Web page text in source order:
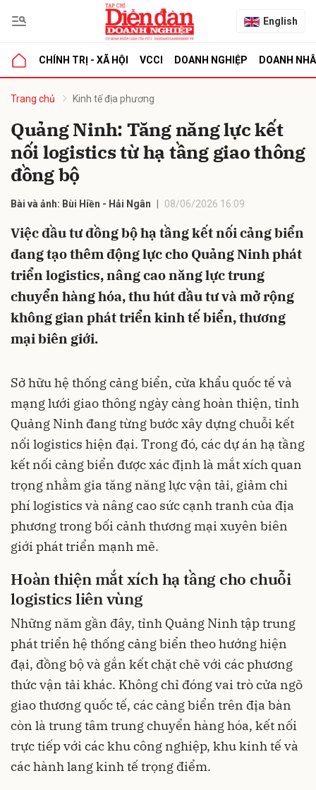
English
CHÍNH TRỊ - XÃ HỘI VCCI DOANH NGHIỆP DOANH
Trang chủ Kinh tế địa phương
Quảng Ninh: Tăng năng lực kết
nối logistics từ hạ tầng giao thông
đồng bộ
Bài và ảnh: Bùi Hiền - Hải Ngân 08/06/2026 16:09
Việc đầu tư đồng bộ hạ tầng kết nối cảng biển
đang tạo thêm động lực cho Quảng Ninh phát
triển logistics, nâng cao năng lực trung
chuyển hàng hóa, thu hút đầu tư và mở rộng
không gian phát triển kinh tế biển, thương
mại biên giới.
Sở hữu hệ thống cảng biển, cửa khẩu quốc tế và
mạng lưới giao thông ngày càng hoàn thiện, tỉnh
Quảng Ninh đang từng bước xây dựng chuỗi kết
nối logistics hiện đại. Trong đó, các dự án hạ tầng
kết nối cảng biển được xác định là mắt xích quan
trọng nhằm gia tăng năng lực vận tải, giảm chi
phí logistics và nâng cao sức cạnh tranh của địa
phương trong bối cảnh thương mại xuyên biên
giới phát triển mạnh mẽ.
Hoàn thiện mắt xích hạ tầng cho chuỗi
logistics liên vùng
Những năm gần đây, tỉnh Quảng Ninh tập trung
phát triển hệ thống cảng biển theo hướng hiện
đại, đồng bộ và gắn kết chặt chẽ với các phương
thức vận tải khác. Không chỉ đóng vai trò cửa ngõ
giao thương quốc tế, các cảng biển trên địa bàn
còn là trung tâm trung chuyển hàng hóa, kết nối
trực tiếp với các khu công nghiệp, khu kinh tế và
các hành lang kinh tế trọng điểm.
luận
Hủy